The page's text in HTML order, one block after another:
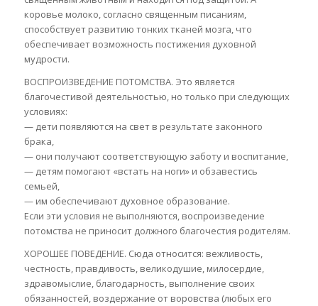
коровье молоко, согласно священным писаниям,
способствует развитию тонких тканей мозга, что
обеспечивает возможность постижения духовной
мудрости.
ВОСПРОИЗВЕДЕНИЕ ПОТОМСТВА. Это является
благочестивой деятельностью, но только при следующих
условиях:
— дети появляются на свет в результате законного
брака,
— они получают соответствующую заботу и воспитание,
— детям помогают «встать на ноги» и обзавестись
семьей,
— им обеспечивают духовное образование.
Если эти условия не выполняются, воспроизведение
потомства не приносит должного благочестия родителям.
ХОРОШЕЕ ПОВЕДЕНИЕ. Сюда относится: вежливость,
честность, правдивость, великодушие, милосердие,
здравомыслие, благодарность, выполнение своих
обязанностей, воздержание от воровства (любых его